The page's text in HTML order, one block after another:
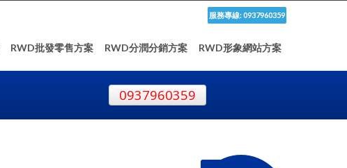
服務專線: 0937960359
RWD批發零售方案 RWD分潤分銷方案 RWD形象網站方案
0937960359